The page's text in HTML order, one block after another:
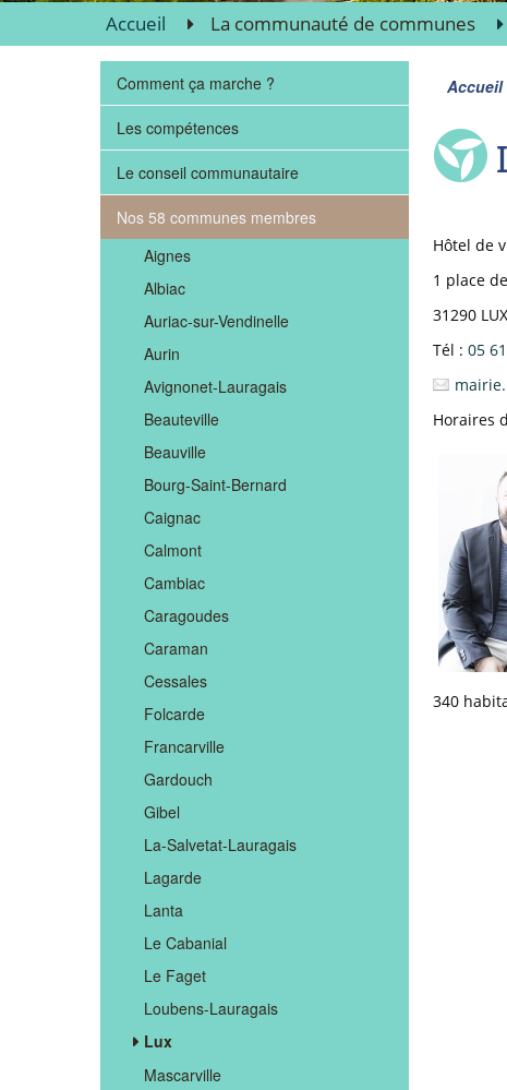
Accueil La communauté de communes
Accueil
Hôtel de
1 place
31290 LUX
Tél : 05
Horaires
340
Comment ça marche ?
Les compétences
Le conseil communautaire
Nos 58 communes membres
Aignes
Albiac
Auriac-sur-Vendinelle
Aurin
Avignonet-Lauragais
Beauteville
Beauville
Bourg-Saint-Bernard
Caignac
Calmont
Cambiac
Caragoudes
Caraman
Cessales
Folcarde
Francarville
Gardouch
Gibel
La-Salvetat-Lauragais
Lagarde
Lanta
Le Cabanial
Le Faget
Loubens-Lauragais
Lux
Mascarville